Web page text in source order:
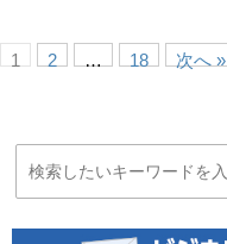
1 2 … 18 次へ »